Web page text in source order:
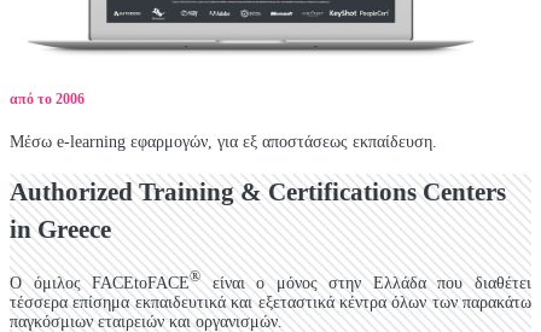
από το 2006
Μέσω e-learning εφαρμογών, για εξ αποστάσεως εκπαίδευση.
Authorized Training & Certifications Centers
in Greece
Ο όμιλος FACEtoFACE®είναι ο μόνος στην Ελλάδα που διαθέτει
τέσσερα επίσημα εκπαιδευτικά και εξεταστικά κέντρα όλων των παρακάτω
παγκόσμιων εταιρειών και οργανισμών.